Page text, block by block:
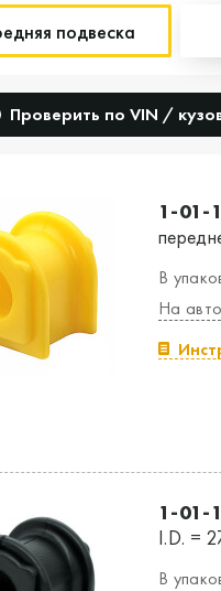
подвеска
Проверить по VIN /
1-01-
В
На
1-01-
I.D. =
В